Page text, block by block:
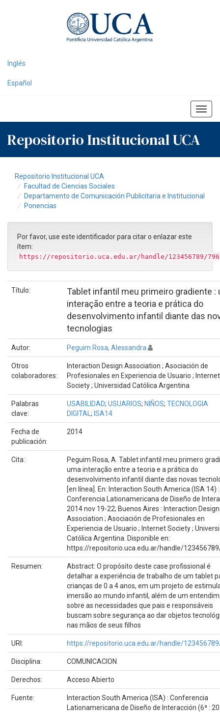
Inglés
Español
Repositorio Institucional UCA
Repositorio Institucional UCA
Facultad de Ciencias Sociales
Departamento de Comunicación Publicitaria e Institucional
Ponencias
Por favor, use este identificador para citar o enlazar este
ítem:
https://repositorio.uca.edu.ar/handle/123456789/
Título:
Tablet infantil meu primeiro gradiente :
interação entre a teoria e prática do
desenvolvimento infantil diante das
tecnologias
Autor: Peguim Rosa, Alessandra
Otros
colaboradores:
Interaction Design Association ; Asociación de
Profesionales en Experiencia de Usuario ; Internet
Society ; Universidad Católica Argentina
Palabras
clave:
USABILIDAD; USUARIOS; NIÑOS; TECNOLOGIA
DIGITAL ; ISA14
Fecha de
publicación:
2014
Cita:
Peguim Rosa, A. Tablet infantil meu primero
uma interação entre a teoria e a prática do
desenvolvimento infantil diante das novas
[en línea]. En: Interaction South America (ISA 14)
Conferencia Lationamericana de Diseño de
2014 nov 19-22; Buenos Aires : Interaction Design
Association ; Asociación de Profesionales en
Experiencia de Usuario ; Internet Society ;
Católica Argentina. Disponible en:
https://repositorio.uca.edu.ar/handle/
Resumen:
Abstract: O propósito deste case profissional é
detalhar a experiência de trabalho de um tablet
crianças de 0 a 4 anos, em um projeto de
imersão ao mundo infantil, além de um
sobre as necessidades que pais e responsáveis
buscam sobre segurança ao dar objetos
nas mãos de seus filhos
URI: https://repositorio.uca.edu.ar/handle/
Disciplina: COMUNICACION
Derechos: Acceso Abierto
Fuente:
Interaction South America (ISA) : Conferencia
Lationamericana de Diseño de Interacción (6ª :